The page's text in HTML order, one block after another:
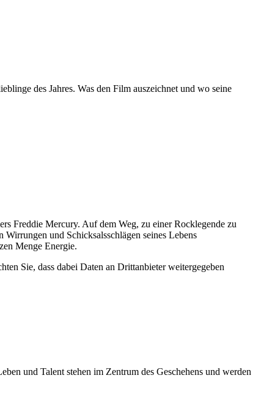
des Jahres. Was den Film auszeichnet und wo seine
Freddie Mercury. Auf dem Weg, zu einer Rocklegende zu
und Schicksalsschlägen seines Lebens
Menge Energie.
Sie, dass dabei Daten an Drittanbieter weitergegeben
und Talent stehen im Zentrum des Geschehens und werden